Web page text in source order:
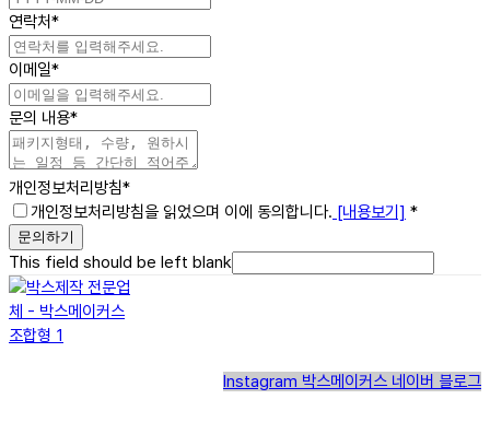
연락처*
이메일*
문의 내용*
개인정보처리방침*
개인정보처리방침을 읽었으며 이에 동의합니다. [내용보기] *
문의하기
This field should be left blank
Instagram 박스메이커스 네이버 블로그